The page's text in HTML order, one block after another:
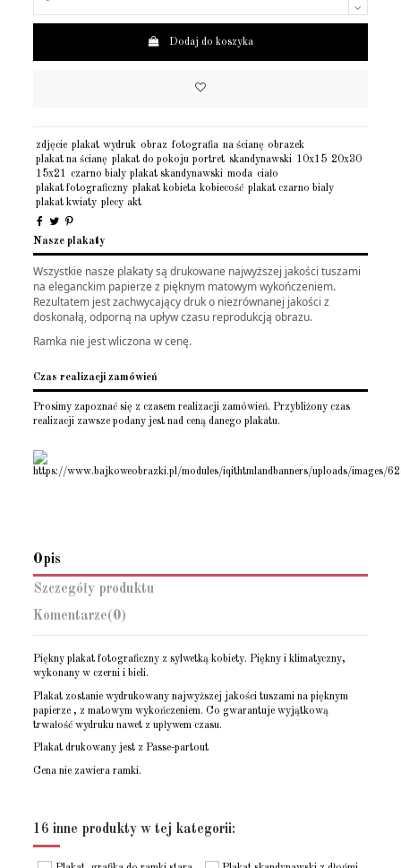
Dodaj do koszyka
zdjęcie plakat wydruk obraz fotografia na ścianę obrazek
plakat na ścianę plakat do pokoju portret skandynawski 10x15 20x30
15x21 czarno bialy plakat skandynawski moda ciało
plakat fotograficzny plakat kobieta kobiecość plakat czarno bialy
plakat kwiaty plecy akt
Nasze plakaty
Wszystkie nasze plakaty są drukowane najwyższej jakości tuszami
na eleganckim papierze z pięknym matowym wykończeniem.
Rezultatem jest zachwycający druk o niezrównanej jakości z
doskonałą, odporną na upływ czasu reprodukcją obrazu.
Ramka nie jest wliczona w cenę.
Czas realizacji zamówień
Prosimy zapoznać się z czasem realizacji zamówień. Przybliżony czas
realizacji zawsze podany jest nad ceną danego plakatu.
Opis
Szczegóły produktu
Komentarze(0)
Piękny plakat fotograficzny z sylwetką kobiety. Piękny i klimatyczny,
wykonany w czerni i bieli.
Plakat zostanie wydrukowany najwyższej jakości tuszami na pięknym
papierze , z matowym wykończeniem. Co gwarantuje wyjątkową
trwałość wydruku nawet z upływem czasu.
Plakat drukowany jest z Passe-partout
Cena nie zawiera ramki.
Rozmiar - (13x18) (13x18cm) 5x7 "
Rozmiar - (15x21)
16 inne produkty w tej kategorii: